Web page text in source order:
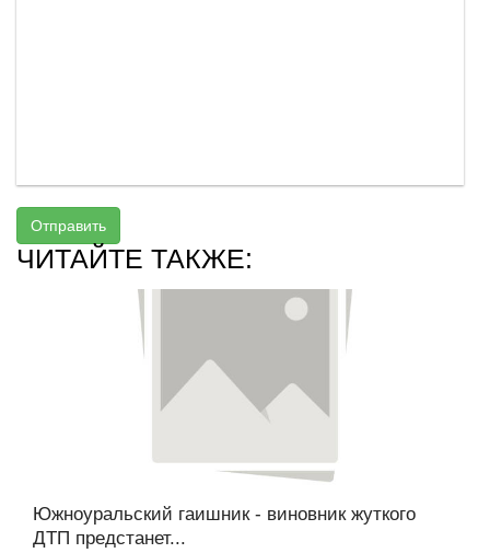
Отправить
ЧИТАЙТЕ ТАКЖЕ:
Южноуральский гаишник - виновник жуткого
ДТП предстанет...